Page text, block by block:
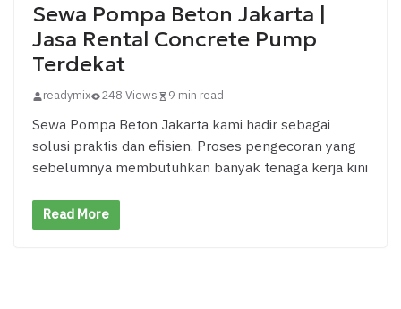
Sewa Pompa Beton Jakarta |
Jasa Rental Concrete Pump
Terdekat
readymix 248 Views 9 min read
Sewa Pompa Beton Jakarta kami hadir sebagai
solusi praktis dan efisien. Proses pengecoran yang
sebelumnya membutuhkan banyak tenaga kerja kini
Read More